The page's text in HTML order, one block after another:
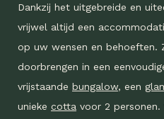
Dankzij het uitgebreide en
vrijwel altijd een
op uw wensen en behoeften.
doorbrengen in een
vrijstaande bungalow, een
unieke cotta voor 2